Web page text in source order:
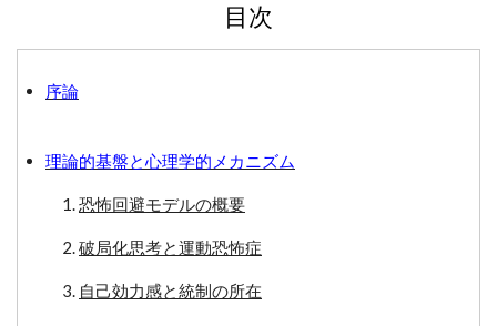
目次
序論
理論的基盤と心理学的メカニズム
恐怖回避モデルの概要
破局化思考と運動恐怖症
自己効力感と統制の所在